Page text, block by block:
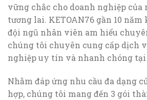
vững chắc cho doanh nghiệp
tương lai. KETOAN76 gần 10
đội ngũ nhân viên am hiểu
chúng tôi chuyên cung cấp dịch
nghiệp uy tín và nhanh chóng tại
Nhằm đáp ứng nhu cầu đa dạng
hợp, chúng tôi mang đến 3 gói